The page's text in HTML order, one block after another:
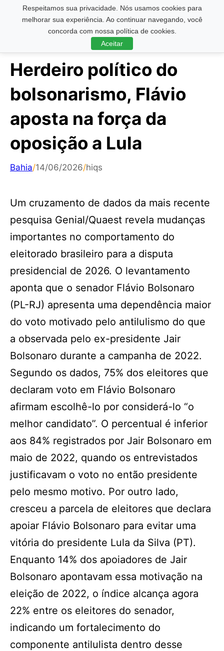
Respeitamos sua privacidade. Nós usamos cookies para
melhorar sua experiência. Ao continuar navegando, você
concorda com nossa política de cookies.
Aceitar
Pesquisar ...
Herdeiro político do
bolsonarismo, Flávio
aposta na força da
oposição a Lula
Bahia/14/06/2026/hiqs
Um cruzamento de dados da mais recente
pesquisa Genial/Quaest revela mudanças
importantes no comportamento do
eleitorado brasileiro para a disputa
presidencial de 2026. O levantamento
aponta que o senador Flávio Bolsonaro
(PL-RJ) apresenta uma dependência maior
do voto motivado pelo antilulismo do que
a observada pelo ex-presidente Jair
Bolsonaro durante a campanha de 2022.
Segundo os dados, 75% dos eleitores que
declaram voto em Flávio Bolsonaro
afirmam escolhê-lo por considerá-lo “o
melhor candidato”. O percentual é inferior
aos 84% registrados por Jair Bolsonaro em
maio de 2022, quando os entrevistados
justificavam o voto no então presidente
pelo mesmo motivo. Por outro lado,
cresceu a parcela de eleitores que declara
apoiar Flávio Bolsonaro para evitar uma
vitória do presidente Lula da Silva (PT).
Enquanto 14% dos apoiadores de Jair
Bolsonaro apontavam essa motivação na
eleição de 2022, o índice alcança agora
22% entre os eleitores do senador,
indicando um fortalecimento do
componente antilulista dentro desse